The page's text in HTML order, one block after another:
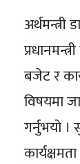
बजेट र
विषयमा
गर्नुभयो ।